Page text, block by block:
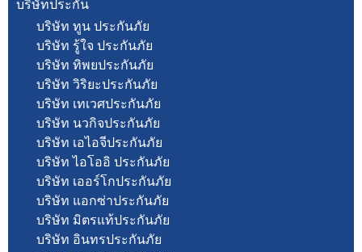
บริษัทประกัน
บริษัท ทูน ประกันภัย
บริษัท รู้ใจ ประกันภัย
บริษัท ทิพยประกันภัย
บริษัท วิริยะประกันภัย
บริษัท เทเวศประกันภัย
บริษัท นวกิจประกันภัย
บริษัท เอไอจีประกันภัย
บริษัท ไอโออิ ประกันภัย
บริษัท เออร์โกประกันภัย
บริษัท แอกซ่าประกันภัย
บริษัท มิตรแท้ประกันภัย
บริษัท อินทรประกันภัย